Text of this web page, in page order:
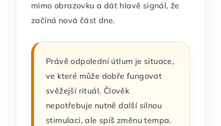
mimo obrazovku a dát hlavě signál, že
začíná nová část dne.
Právě odpolední útlum je situace,
ve které může dobře fungovat
svěžejší rituál. Člověk
nepotřebuje nutně další silnou
stimulaci, ale spíš změnu tempa.